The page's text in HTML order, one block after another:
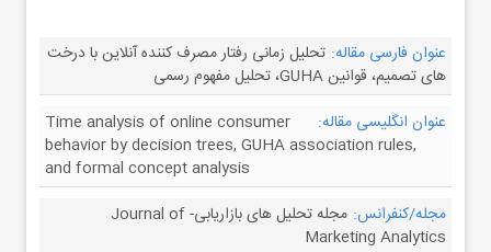
عنوان فارسی مقاله: تحلیل زمانی رفتار مصرف کننده آنلاین با درخت
های تصمیم، قوانین GUHA، تحلیل مفهوم رسمی
عنوان انگلیسی مقاله:
Time analysis of online consumer
behavior by decision trees, GUHA association rules,
and formal concept analysis
مجله/کنفرانس:
مجله تحلیل های بازاریابی- Journal of
Marketing Analytics